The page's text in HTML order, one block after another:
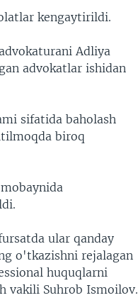
kengaytirildi.
Adliya
advokatlar ishidan
sifatida baholash
biroq
ular qanday
o'tkazishni rejalagan
huquqlarni
vakili Suhrob Ismoilov.